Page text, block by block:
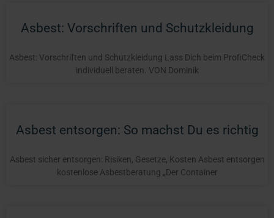
Asbest: Vorschriften und Schutzkleidung
Asbest: Vorschriften und Schutzkleidung Lass Dich beim ProfiCheck
individuell beraten. VON Dominik
Asbest entsorgen: So machst Du es richtig
Asbest sicher entsorgen: Risiken, Gesetze, Kosten Asbest entsorgen
kostenlose Asbestberatung „Der Container